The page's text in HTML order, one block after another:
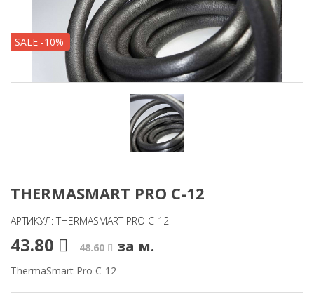
SALE -10%
THERMASMART PRO C-12
АРТИКУЛ: THERMASMART PRO C-12
43.80 48.60 за м.
ThermaSmart Pro C-12